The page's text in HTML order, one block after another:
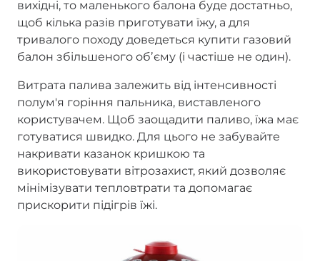
вихідні, то маленького балона буде достатньо,
щоб кілька разів приготувати їжу, а для
тривалого походу доведеться купити газовий
балон збільшеного обʼєму (і частіше не один).
Витрата палива залежить від інтенсивності
полум'я горіння пальника, виставленого
користувачем. Щоб заощадити паливо, їжа має
готуватися швидко. Для цього не забувайте
накривати казанок кришкою та
використовувати вітрозахист, який дозволяє
мінімізувати тепловтрати та допомагає
прискорити підігрів їжі.